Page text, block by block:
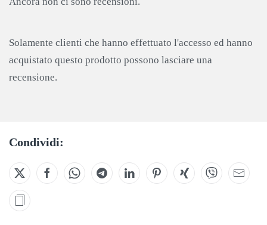
Solamente clienti che hanno effettuato l'accesso ed hanno
acquistato questo prodotto possono lasciare una
recensione.
Condividi: